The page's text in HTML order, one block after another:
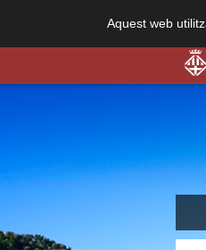
Aquest web